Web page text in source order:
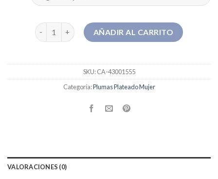
plumas plateado mujer cantidad
AÑADIR AL CARRITO
SKU:CA-43001555
Categoría:Plumas Plateado Mujer
VALORACIONES (0)